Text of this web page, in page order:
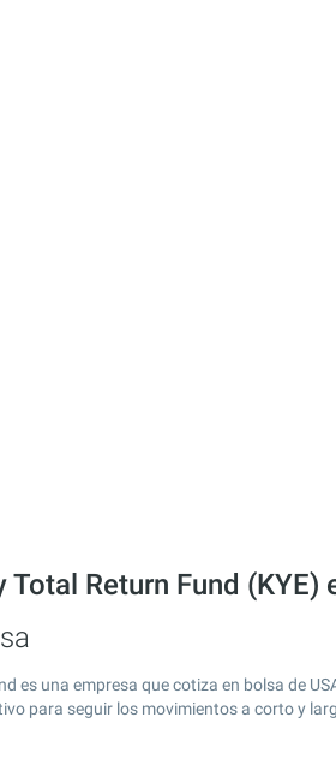
Return Fund (KYE)
es una empresa que cotiza en bolsa de
para seguir los movimientos a corto y